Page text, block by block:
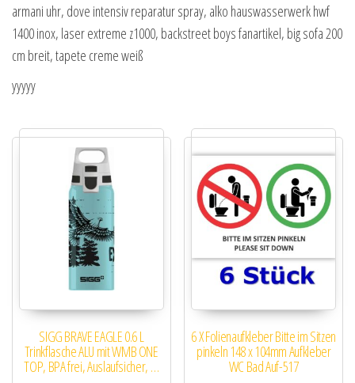
armani uhr, dove intensiv reparatur spray, alko hauswasserwerk hwf
1400 inox, laser extreme z1000, backstreet boys fanartikel, big sofa 200
cm breit, tapete creme weiß
yyyyy
SIGG BRAVE EAGLE 0.6 L
Trinkflasche ALU mit WMB ONE
TOP, BPA frei, Auslaufsicher, …
6 X Folienaufkleber Bitte im Sitzen
pinkeln 148 x 104mm Aufkleber
WC Bad Auf-517